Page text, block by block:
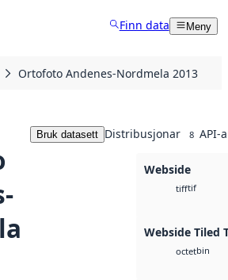
Finn data Meny
Ortofoto Andenes-Nordmela 2013
Bruk datasett Distribusjonar 8 API-
Webside
tifftif
Webside Tiled
octetbin